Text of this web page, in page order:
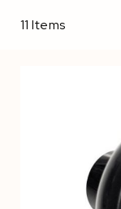
11 Items